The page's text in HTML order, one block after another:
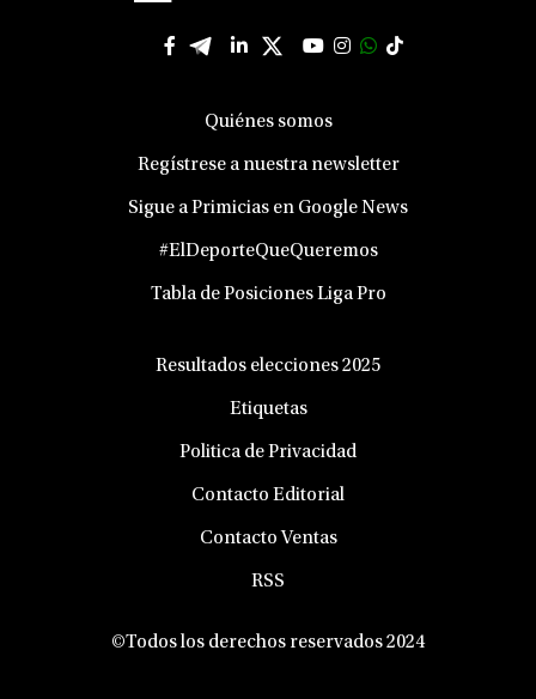
Quiénes somos
Regístrese a nuestra newsletter
Sigue a Primicias en Google News
#ElDeporteQueQueremos
Tabla de Posiciones Liga Pro
Resultados elecciones 2025
Etiquetas
Politica de Privacidad
Contacto Editorial
Contacto Ventas
RSS
©Todos los derechos reservados 2024